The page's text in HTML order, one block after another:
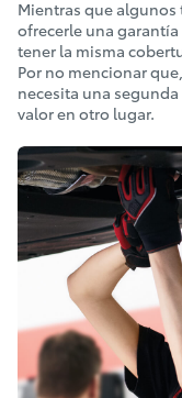
Mientras que
ofrecerle una
tener la misma
Por no mencionar
necesita una
valor en otro lugar.